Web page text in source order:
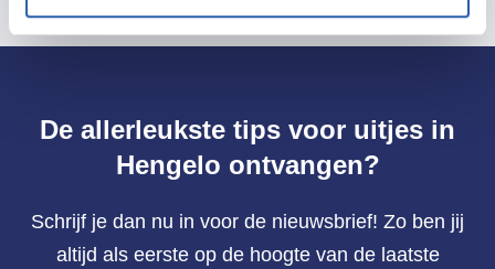
De allerleukste tips voor uitjes in
Hengelo ontvangen?
Schrijf je dan nu in voor de nieuwsbrief! Zo ben jij
altijd als eerste op de hoogte van de laatste